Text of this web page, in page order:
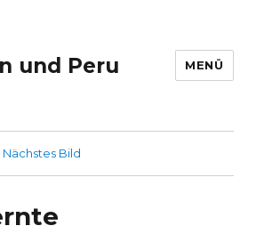
und Peru MENÜ
Nächstes Bild